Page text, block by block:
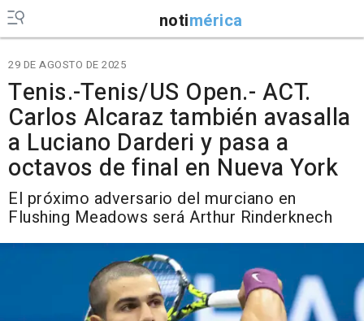
notimérica
29 DE AGOSTO DE 2025
Tenis.-Tenis/US Open.- ACT.
Carlos Alcaraz también avasalla
a Luciano Darderi y pasa a
octavos de final en Nueva York
El próximo adversario del murciano en
Flushing Meadows será Arthur Rinderknech